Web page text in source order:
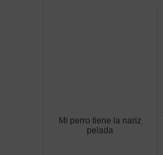
Mi perro tiene la nariz
pelada